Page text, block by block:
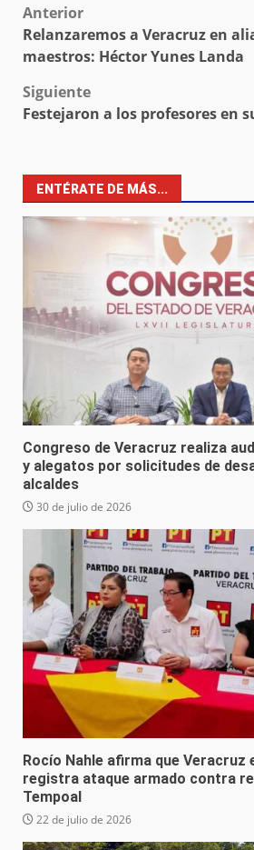
Post
navigation
Anterior
Relanzaremos a Veracruz en
maestros: Héctor Yunes Landa
Siguiente
Festejaron a los profesores en
ENTÉRATE DE MÁS...
Congreso de Veracruz realiza
y alegatos por solicitudes de
alcaldes
30 de julio de 2026
Rocío Nahle afirma que Veracruz
registra ataque armado contra
Tempoal
22 de julio de 2026